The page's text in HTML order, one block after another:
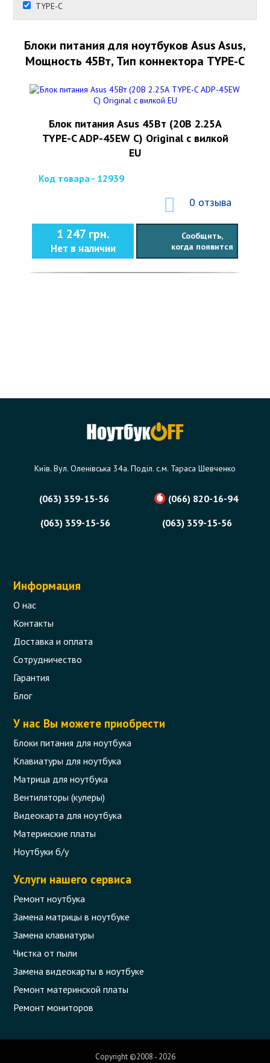
TYPE-C
Блоки питания для ноутбуков Asus Asus,
Мощность 45Вт, Тип коннектора TYPE-C
Блок питания Asus 45Вт (20В 2.25А
TYPE-C ADP-45EW C) Original с вилкой
EU
Код товара - 12939
0 отзыва
1 247 грн.
Нет в наличии
Сообщить,
когда появится
Київ. Вул. Оленівська 34а. Поділ. с.м. Тараса Шевченко
(063) 359-15-56
(066) 820-16-94
(063) 359-15-56
(063) 359-15-56
Информация
О нас
Контакты
Доставка и оплата
Сотрудничество
Гарантия
Блог
У нас Вы можете приобрести
Блоки питания для ноутбука
Клавиатуры для ноутбука
Матрица для ноутбука
Вентиляторы (кулеры)
Видеокарта для ноутбука
Материнские платы
Ноутбуки б/у
Услуги нашего сервиса
Ремонт ноутбука
Замена матрицы в ноутбуке
Замена клавиатуры
Чистка от пыли
Замена видеокарты в ноутбуке
Ремонт материнской платы
Ремонт мониторов
Copyright ©2008 - 2026